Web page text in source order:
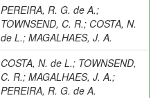
PEREIRA, R. G. de A.;
TOWNSEND, C. R.; COSTA, N.
de L.; MAGALHAES, J. A.
COSTA, N. de L.; TOWNSEND,
C. R.; MAGALHAES, J. A.;
PEREIRA, R. G. de A.